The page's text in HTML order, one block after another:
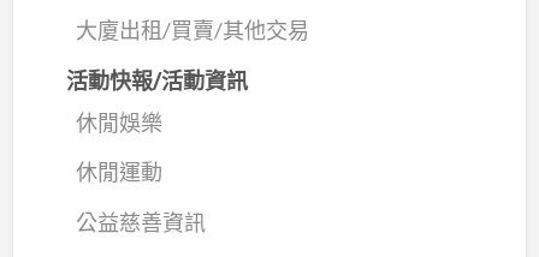
大廈出租/買賣/其他交易
活動快報/活動資訊
休閒娛樂
休閒運動
公益慈善資訊